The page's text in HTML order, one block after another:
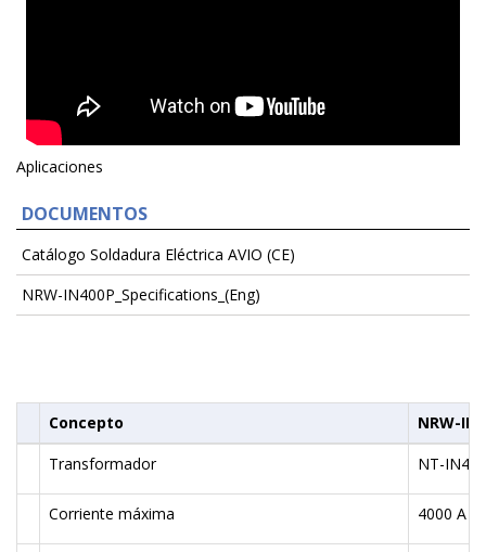
Aplicaciones
DOCUMENTOS
Catálogo Soldadura Eléctrica AVIO (CE)
NRW-IN400P_Specifications_(Eng)
Concepto
NRW-
Transformador
NT-
Corriente máxima 4000 A